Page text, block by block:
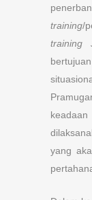
training/
training
yang